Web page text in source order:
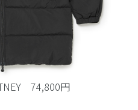
74,800円